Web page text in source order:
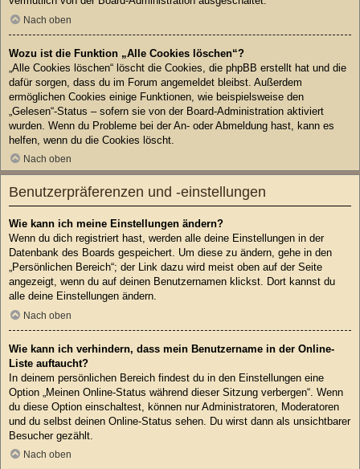
Nach oben
Wozu ist die Funktion „Alle Cookies löschen“?
„Alle Cookies löschen“ löscht die Cookies, die phpBB erstellt hat und die
dafür sorgen, dass du im Forum angemeldet bleibst. Außerdem
ermöglichen Cookies einige Funktionen, wie beispielsweise den
„Gelesen“-Status – sofern sie von der Board-Administration aktiviert
wurden. Wenn du Probleme bei der An- oder Abmeldung hast, kann es
helfen, wenn du die Cookies löscht.
Nach oben
Benutzerpräferenzen und -einstellungen
Wie kann ich meine Einstellungen ändern?
Wenn du dich registriert hast, werden alle deine Einstellungen in der
Datenbank des Boards gespeichert. Um diese zu ändern, gehe in den
„Persönlichen Bereich“; der Link dazu wird meist oben auf der Seite
angezeigt, wenn du auf deinen Benutzernamen klickst. Dort kannst du
alle deine Einstellungen ändern.
Nach oben
Wie kann ich verhindern, dass mein Benutzername in der Online-
Liste auftaucht?
In deinem persönlichen Bereich findest du in den Einstellungen eine
Option „Meinen Online-Status während dieser Sitzung verbergen“. Wenn
du diese Option einschaltest, können nur Administratoren, Moderatoren
und du selbst deinen Online-Status sehen. Du wirst dann als unsichtbarer
Besucher gezählt.
Nach oben